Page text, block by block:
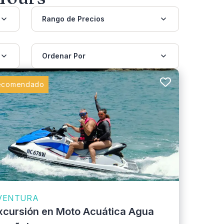
Rango de Precios
Ordenar Por
en Moto Acuática Agua